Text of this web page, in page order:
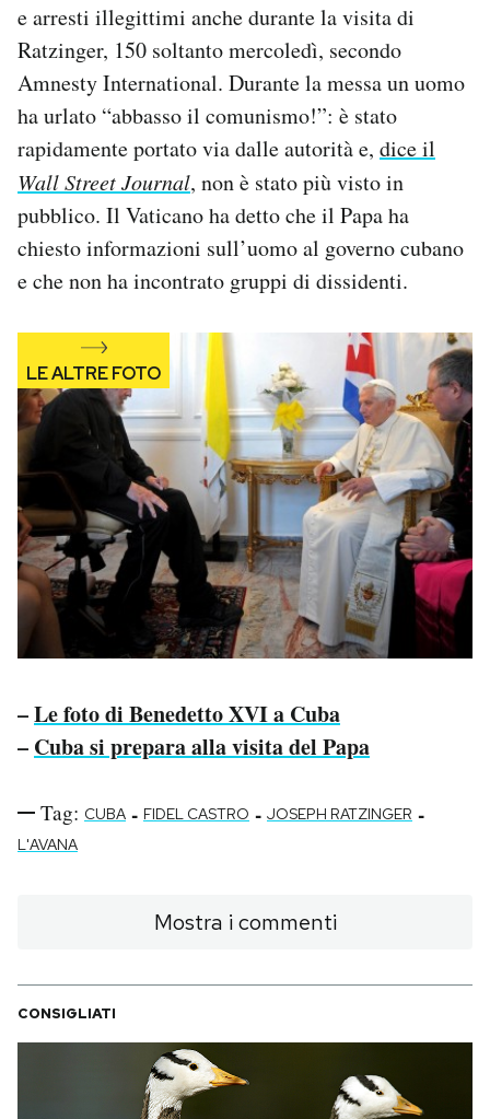
e arresti illegittimi anche durante la visita di
Ratzinger, 150 soltanto mercoledì, secondo
Amnesty International. Durante la messa un uomo
ha urlato “abbasso il comunismo!”: è stato
rapidamente portato via dalle autorità e, dice il
Wall Street Journal, non è stato più visto in
pubblico. Il Vaticano ha detto che il Papa ha
chiesto informazioni sull’uomo al governo cubano
e che non ha incontrato gruppi di dissidenti.
–Le foto di Benedetto XVI a Cuba
– Cuba si prepara alla visita del Papa
Tag: CUBA - FIDEL CASTRO - JOSEPH RATZINGER -
L'AVANA
Mostra i commenti
CONSIGLIATI